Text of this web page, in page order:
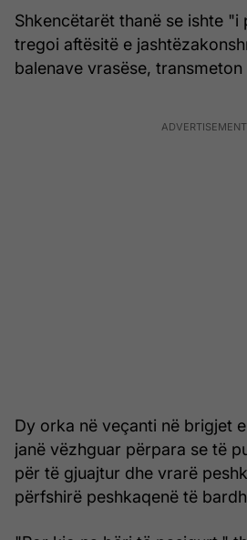
Shkencëtarët thanë se ishte
tregoi aftësitë e
balenave vrasëse, transmeton
Dy orka në veçanti në brigjet
janë vëzhguar përpara se të
për të gjuajtur dhe vrarë
përfshirë peshkaqenë të